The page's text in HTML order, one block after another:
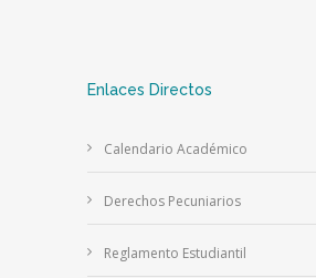
Enlaces Directos
Calendario Académico
Derechos Pecuniarios
Reglamento Estudiantil